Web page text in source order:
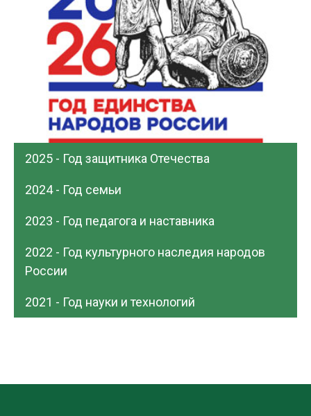
2025 - Год защитника Отечества
2024 - Год семьи
2023 - Год педагога и наставника
2022 - Год культурного наследия народов
России
2021 - Год науки и технологий